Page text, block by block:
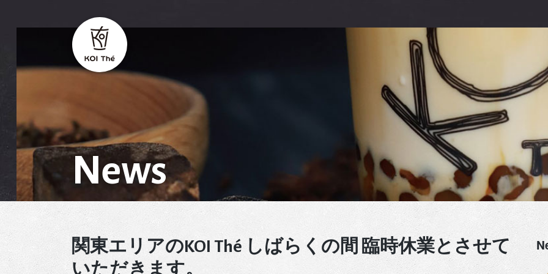
News
関東エリアのKOI Thé しばらくの間 臨時休業とさせて
いただきます。